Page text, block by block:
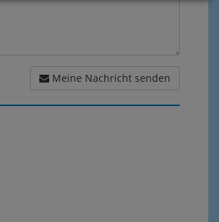
Meine Nachricht senden